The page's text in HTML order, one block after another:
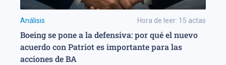
Análisis Hora de leer: 15 actas
Boeing se pone a la defensiva: por qué el nuevo
acuerdo con Patriot es importante para las
acciones de BA